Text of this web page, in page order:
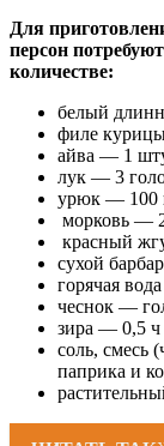
Для
персон
количестве:
белый
филе
айва — 1
лук — 3
урюк — 100
морковь —
красный
сухой
горячая
чеснок —
зира — 0,5
соль, смесь
паприка и